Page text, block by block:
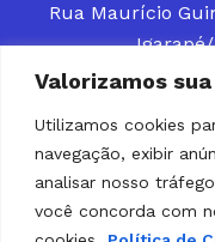
Valorizamos
Utilizamos cookies
navegação, exibir
analisar nosso
você concorda com
Rua Maurício
Igarapé/
CONTATOS (31)
DESENVOLVER
PÚBLICOS QUE
POPULAÇÃO DA
PARCEIRO DOS
SOLUÇÃO DE
GESTORES